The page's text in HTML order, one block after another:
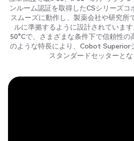
ンルーム認証を取得したCSシリーズコ
スムーズに動作し、製薬会社や研究所
ルに準拠するように設計されていま
50°Cで、さまざまな条件下で信頼性の
のような特長により、Cobot Superior
スタンダードセッターとな